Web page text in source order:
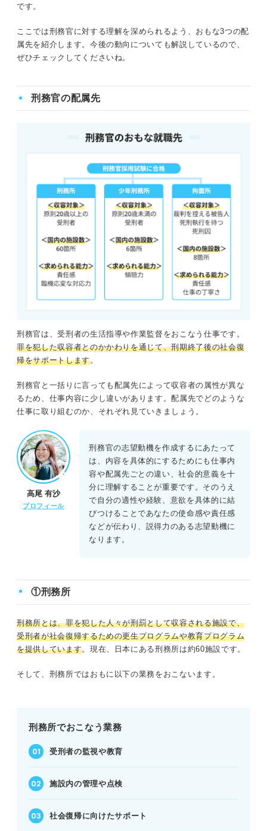
です。
ここでは刑務官に対する理解を深められるよう、おもな3つの配
属先を紹介します。今後の動向についても解説しているので、
ぜひチェックしてくださいね。
刑務官の配属先
刑務官は、受刑者の生活指導や作業監督をおこなう仕事です。
罪を犯した収容者とのかかわりを通じて、刑期終了後の社会復
帰をサポートします。
刑務官と一括りに言っても配属先によって収容者の属性が異な
るため、仕事内容に少し違いがあります。配属先でどのような
仕事に取り組むのか、それぞれ見ていきましょう。
高尾 有沙
プロフィール
刑務官の志望動機を作成するにあたって
は、内容を具体的にするためにも仕事内
容や配属先ごとの違い、社会的意義を十
分に理解することが重要です。そのうえ
で自分の適性や経験、意欲を具体的に結
びつけることであなたの使命感や責任感
などが伝わり、説得力のある志望動機に
なります。
①刑務所
刑務所とは、罪を犯した人々が刑罰として収容される施設で、
受刑者が社会復帰するための更生プログラムや教育プログラム
を提供しています。現在、日本にある刑務所は約60施設です。
そして、刑務所ではおもに以下の業務をおこないます。
刑務所でおこなう業務
受刑者の監視や教育
施設内の管理や点検
社会復帰に向けたサポート
キャリアコンサルタント目線で解説！ 刑務官の志望動機
マイナスポイントを把握！ 刑務官の志望動機を作る際の
①刑務官への憧れだけで終わらない
刑務官の志望動機では自分の思いをぶつけて熱意をアピー
ルしよう